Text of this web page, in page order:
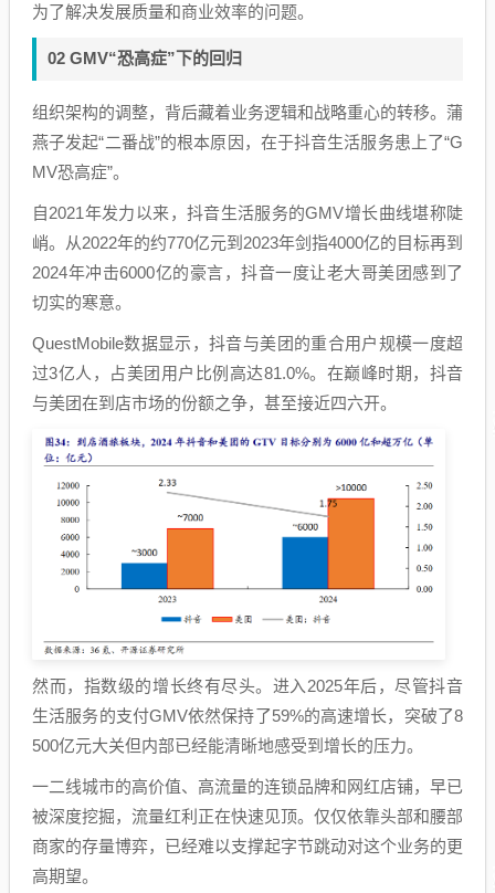
为了解决发展质量和商业效率的问题。
02 GMV“恐高症”下的回归
组织架构的调整，背后藏着业务逻辑和战略重心的转移。蒲
燕子发起“二番战”的根本原因，在于抖音生活服务患上了“G
MV恐高症”。
自2021年发力以来，抖音生活服务的GMV增长曲线堪称陡
峭。从2022年的约770亿元到2023年剑指4000亿的目标再到
2024年冲击6000亿的豪言，抖音一度让老大哥美团感到了
切实的寒意。
QuestMobile数据显示，抖音与美团的重合用户规模一度超
过3亿人，占美团用户比例高达81.0%。在巅峰时期，抖音
与美团在到店市场的份额之争，甚至接近四六开。
然而，指数级的增长终有尽头。进入2025年后，尽管抖音
生活服务的支付GMV依然保持了59%的高速增长，突破了8
500亿元大关但内部已经能清晰地感受到增长的压力。
一二线城市的高价值、高流量的连锁品牌和网红店铺，早已
被深度挖掘，流量红利正在快速见顶。仅仅依靠头部和腰部
商家的存量博弈，已经难以支撑起字节跳动对这个业务的更
高期望。